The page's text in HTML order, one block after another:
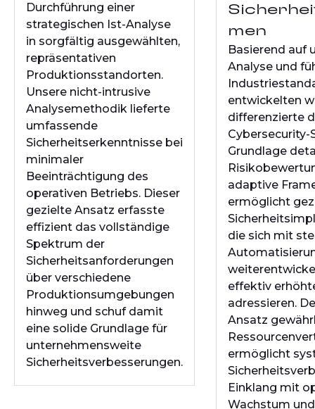
Durchführung einer
strategischen Ist-Analyse
in sorgfältig ausgewählten,
repräsentativen
Produktionsstandorten.
Unsere nicht-intrusive
Analysemethodik lieferte
umfassende
Sicherheitserkenntnisse bei
minimaler
Beeinträchtigung des
operativen Betriebs. Dieser
gezielte Ansatz erfasste
effizient das vollständige
Spektrum der
Sicherheitsanforderungen
über verschiedene
Produktionsumgebungen
hinweg und schuf damit
eine solide Grundlage für
unternehmensweite
Sicherheitsverbesserungen.
men
Basierend auf
Analyse und
entwickelten
differenzierte
Cybersecurity-
Grundlage
adaptive
ermöglicht
die sich mit
effektiv
adressieren.
Ansatz
ermöglicht
Einklang mit
Wachstum und